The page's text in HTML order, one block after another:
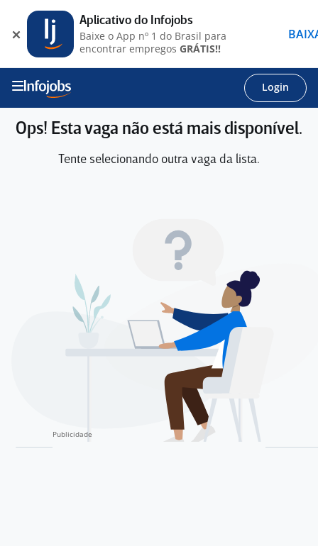
Login
Ops! Esta vaga não está mais disponível.
Tente selecionando outra vaga da lista.
Aplicativo do Infojobs
Baixe o App nº 1 do Brasil para
encontrar empregos GRÁTIS!!